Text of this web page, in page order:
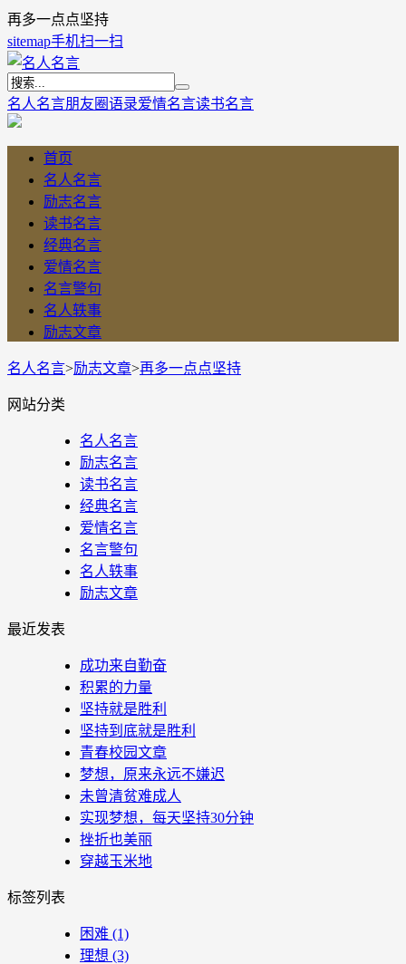
再多一点点坚持
sitemap手机扫一扫
名人名言朋友圈语录爱情名言读书名言
首页
名人名言
励志名言
读书名言
经典名言
爱情名言
名言警句
名人轶事
励志文章
名人名言>励志文章>再多一点点坚持
网站分类
名人名言
励志名言
读书名言
经典名言
爱情名言
名言警句
名人轶事
励志文章
最近发表
成功来自勤奋
积累的力量
坚持就是胜利
坚持到底就是胜利
青春校园文章
梦想，原来永远不嫌迟
未曾清贫难成人
实现梦想，每天坚持30分钟
挫折也美丽
穿越玉米地
标签列表
困难 (1)
理想 (3)